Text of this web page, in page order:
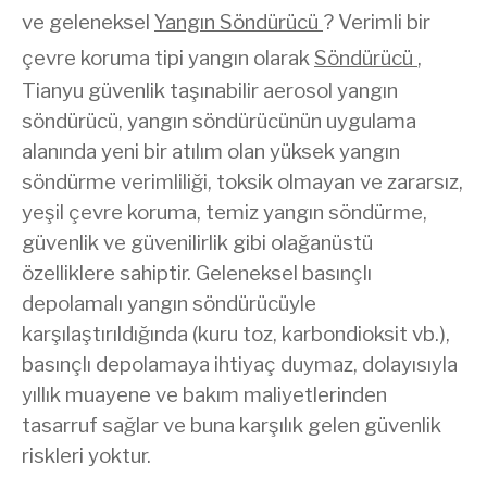
ve geleneksel Yangın Söndürücü ? Verimli bir
çevre koruma tipi yangın olarakSöndürücü ,
Tianyu güvenlik taşınabilir aerosol yangın
söndürücü, yangın söndürücünün uygulama
alanında yeni bir atılım olan yüksek yangın
söndürme verimliliği, toksik olmayan ve zararsız,
yeşil çevre koruma, temiz yangın söndürme,
güvenlik ve güvenilirlik gibi olağanüstü
özelliklere sahiptir. Geleneksel basınçlı
depolamalı yangın söndürücüyle
karşılaştırıldığında (kuru toz, karbondioksit vb.),
basınçlı depolamaya ihtiyaç duymaz, dolayısıyla
yıllık muayene ve bakım maliyetlerinden
tasarruf sağlar ve buna karşılık gelen güvenlik
riskleri yoktur.